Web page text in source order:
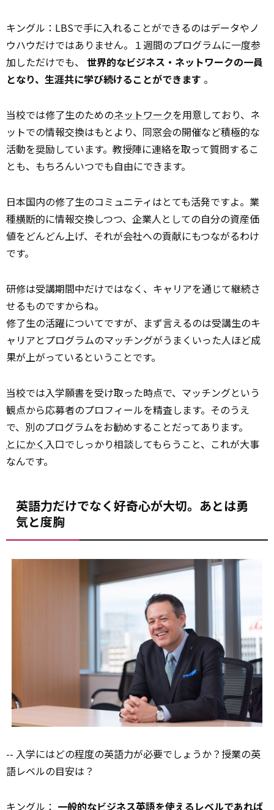
キングル：LBSで手に入れることができるのはデータやノ
ウハウだけではありません。１週間のプログラムに一度参
加しただけでも、 世界的なビジネス・ネットワークの一員
となり、生涯共に学び続けることができます 。
当校では修了生のためのネットワークを用意しており、ネ
ットでの情報交換はもとより、同窓会の開催など積極的な
活動を奨励しています。教授陣に連絡を取って質問するこ
とも、もちろんいつでも自由にできます。
日本国内の修了生のコミュニティはとても活発ですよ。業
種横断的に情報交換しつつ、企業人としての自分の資産価
値をどんどん上げ、それが会社への貢献にもつながるわけ
です。
研修は受講期間中だけではなく、キャリアを通じて継続さ
せるものですからね。
修了生の活躍についてですが、まず言えるのは受講生のキ
ャリアとプログラムのマッチングがうまくいった人ほど成
果が上がっているということです。
当校では入学願書を受け取った時点で、マッチングという
観点から応募者のプロフィールを精査します。そのうえ
で、別のプログラムをお勧めすることだってあります。
とにかく 入口でしっかり相談してもらうこと、これが大事
なんです。
英語力だけでなく好奇心が大切。あとは勇
気と度胸
-- 入学にはどの程度の英語力が必要でしょうか？授業の英
語レベルの目安は？
キングル： 一般的なビジネス英語を使えるレベルであれば